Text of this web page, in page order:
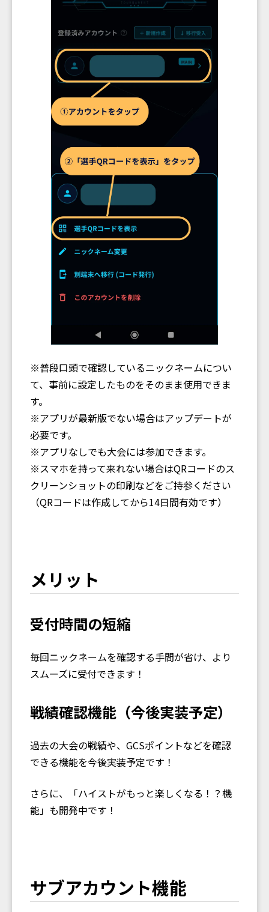
※普段口頭で確認しているニックネームについ
て、事前に設定したものをそのまま使用できま
す。
※アプリが最新版でない場合はアップデートが
必要です。
※アプリなしでも大会には参加できます。
※スマホを持って来れない場合はQRコードのス
クリーンショットの印刷などをご持参ください
（QRコードは作成してから14日間有効です）
メリット
受付時間の短縮
毎回ニックネームを確認する手間が省け、より
スムーズに受付できます！
戦績確認機能（今後実装予定）
過去の大会の戦績や、GCSポイントなどを確認
できる機能を今後実装予定です！
さらに、「ハイストがもっと楽しくなる！？機
能」も開発中です！
サブアカウント機能